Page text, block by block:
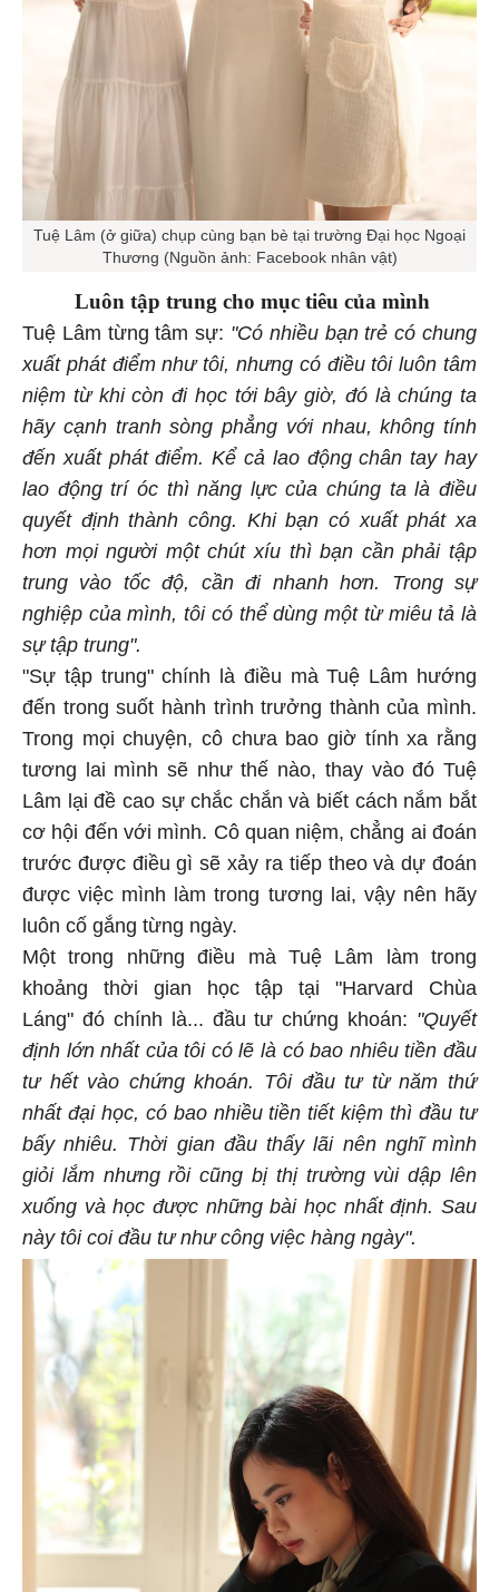
Tuệ Lâm (ở giữa) chụp cùng bạn bè tại trường Đại học Ngoại
Thương (Nguồn ảnh: Facebook nhân vật)
Luôn tập trung cho mục tiêu của mình
Tuệ Lâm từng tâm sự: "Có nhiều bạn trẻ có chung
xuất phát điểm như tôi, nhưng có điều tôi luôn tâm
niệm từ khi còn đi học tới bây giờ, đó là chúng ta
hãy cạnh tranh sòng phẳng với nhau, không tính
đến xuất phát điểm. Kể cả lao động chân tay hay
lao động trí óc thì năng lực của chúng ta là điều
quyết định thành công. Khi bạn có xuất phát xa
hơn mọi người một chút xíu thì bạn cần phải tập
trung vào tốc độ, cần đi nhanh hơn. Trong sự
nghiệp của mình, tôi có thể dùng một từ miêu tả là
sự tập trung".
"Sự tập trung" chính là điều mà Tuệ Lâm hướng
đến trong suốt hành trình trưởng thành của mình.
Trong mọi chuyện, cô chưa bao giờ tính xa rằng
tương lai mình sẽ như thế nào, thay vào đó Tuệ
Lâm lại đề cao sự chắc chắn và biết cách nắm bắt
cơ hội đến với mình. Cô quan niệm, chẳng ai đoán
trước được điều gì sẽ xảy ra tiếp theo và dự đoán
được việc mình làm trong tương lai, vậy nên hãy
luôn cố gắng từng ngày.
Một trong những điều mà Tuệ Lâm làm trong
khoảng thời gian học tập tại "Harvard Chùa
Láng" đó chính là... đầu tư chứng khoán: "Quyết
định lớn nhất của tôi có lẽ là có bao nhiêu tiền đầu
tư hết vào chứng khoán. Tôi đầu tư từ năm thứ
nhất đại học, có bao nhiều tiền tiết kiệm thì đầu tư
bấy nhiêu. Thời gian đầu thấy lãi nên nghĩ mình
giỏi lắm nhưng rồi cũng bị thị trường vùi dập lên
xuống và học được những bài học nhất định. Sau
này tôi coi đầu tư như công việc hàng ngày".